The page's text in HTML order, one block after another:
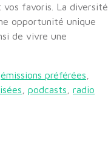
favoris. La diversité
opportunité unique
de vivre une
émissions préférées
podcasts
radio